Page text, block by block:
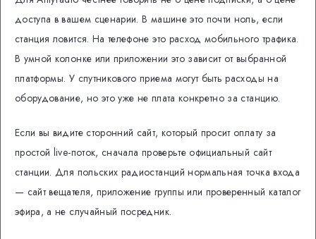
доступа в вашем сценарии. В машине это почти ноль, если
станция ловится. На телефоне это расход мобильного трафика.
В умной колонке или приложении это зависит от выбранной
платформы. У спутникового приема могут быть расходы на
оборудование, но это уже не плата конкретно за станцию.
Если вы видите сторонний сайт, который просит оплату за
простой live-поток, сначала проверьте официальный сайт
станции. Для польских радиостанций нормальная точка входа
— сайт вещателя, приложение группы или проверенный каталог
эфира, а не случайный посредник.